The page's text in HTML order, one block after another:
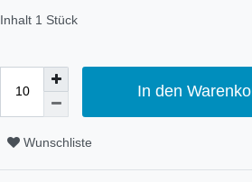
Inhalt 1 Stück
In den
Wunschliste